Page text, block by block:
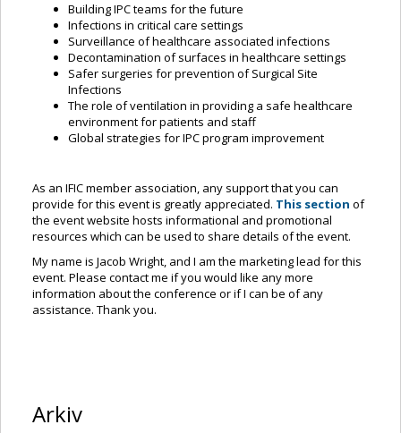
Building IPC teams for the future
Infections in critical care settings
Surveillance of healthcare associated infections
Decontamination of surfaces in healthcare settings
Safer surgeries for prevention of Surgical Site
Infections
The role of ventilation in providing a safe healthcare
environment for patients and staff
Global strategies for IPC program improvement
As an IFIC member association, any support that you can
provide for this event is greatly appreciated. This section of
the event website hosts informational and promotional
resources which can be used to share details of the event.
My name is Jacob Wright, and I am the marketing lead for this
event. Please contact me if you would like any more
information about the conference or if I can be of any
assistance. Thank you.
Arkiv